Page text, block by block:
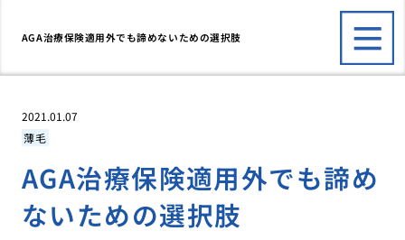
AGA治療保険適用外でも諦めないための選択肢
2021.01.07
薄毛
AGA治療保険適用外でも諦め
ないための選択肢